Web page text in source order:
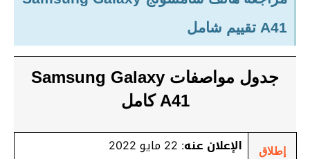
A41 تقييم شامل
جدول مواصفات Samsung Galaxy
A41 كامل
إطلاق
الإعلان عنه: 22 مايو 2022